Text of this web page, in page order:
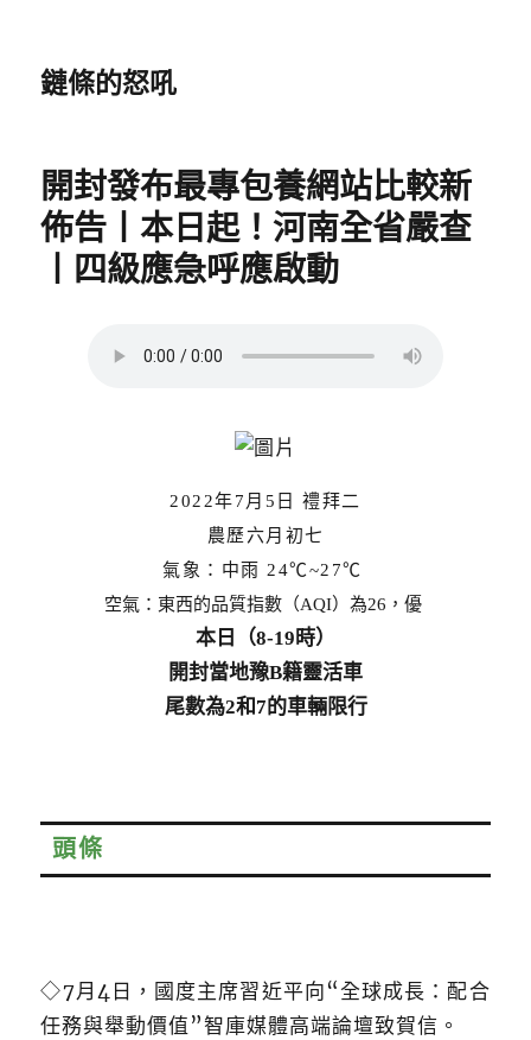
鏈條的怒吼
開封發布最專包養網站比較新
佈告丨本日起！河南全省嚴查
丨四級應急呼應啟動
2022年7月5日 禮拜二
農歷六月初七
氣象：中雨 24℃~27℃
空氣：東西的品質指數（AQI）為26，優
本日（8-19時）
開封當地豫B籍靈活車
尾數為2和7的車輛限行
頭條
◇7月4日，國度主席習近平向“全球成長：配合
任務與舉動價值”智庫媒體高端論壇致賀信。